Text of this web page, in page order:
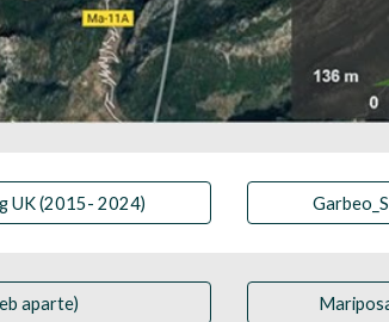
UK (2015- 2024)
aparte)